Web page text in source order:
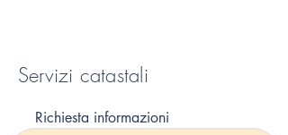
Servizi catastali
Richiesta informazioni